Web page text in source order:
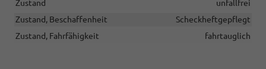
Zustand
unfallfrei
Zustand, Beschaffenheit
Scheckheftgepflegt
Zustand, Fahrfähigkeit
fahrtauglich